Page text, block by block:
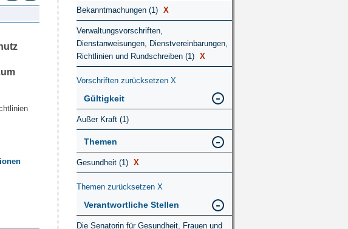
Bekanntmachungen (1) X
Verwaltungsvorschriften,
Dienstanweisungen, Dienstvereinbarungen,
Richtlinien und Rundschreiben (1) X
Vorschriften zurücksetzen X
Gültigkeit
Außer Kraft (1)
Themen
Gesundheit (1) X
Themen zurücksetzen X
Verantwortliche Stellen
Die Senatorin für Gesundheit, Frauen und